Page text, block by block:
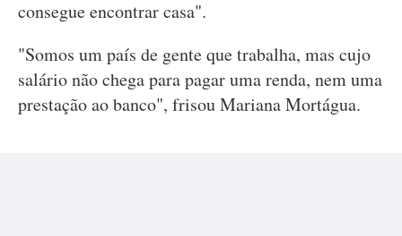
consegue encontrar casa".
"Somos um país de gente que trabalha, mas cujo
salário não chega para pagar uma renda, nem uma
prestação ao banco", frisou Mariana Mortágua.